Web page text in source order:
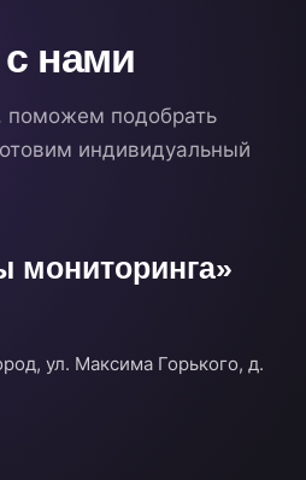
нами
поможем подобрать
индивидуальный
ул. Максима Горького, д.